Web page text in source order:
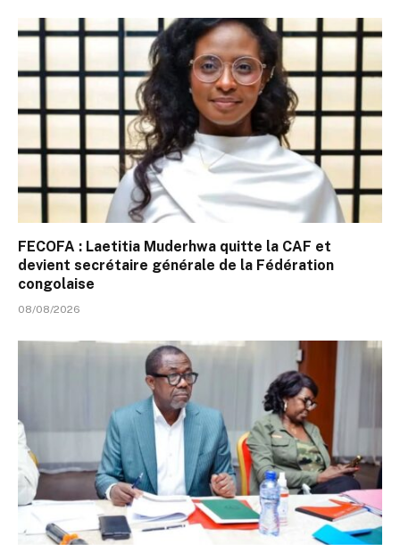
FECOFA : Laetitia Muderhwa quitte la CAF et
devient secrétaire générale de la Fédération
congolaise
08/08/2026